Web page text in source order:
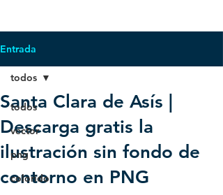
Entrada
todos
vector
png
colorido
todos
Santa Clara de Asís |
Descarga gratis la
ilustración sin fondo de
contorno en PNG